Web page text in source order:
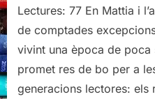
Lectures: 77 En Mattia i
de comptades
vivint una època de
promet res de bo per a
generacions lectores: els